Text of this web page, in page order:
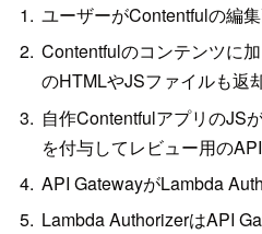
ユーザーがContentfulの編
Contentfulのコンテンツに
のHTMLやJSファイルも返
自作ContentfulアプリのJS
を付与してレビュー用の
API GatewayがLambda
Lambda AuthorizerはAPI